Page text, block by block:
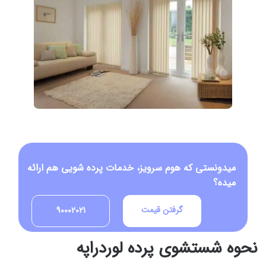
میدونستی که هوم سرویز، خدمات پرده شویی هم ارائه
میده؟
90002021 گرفتن قیمت
نحوه شستشوی پرده لوردراپه